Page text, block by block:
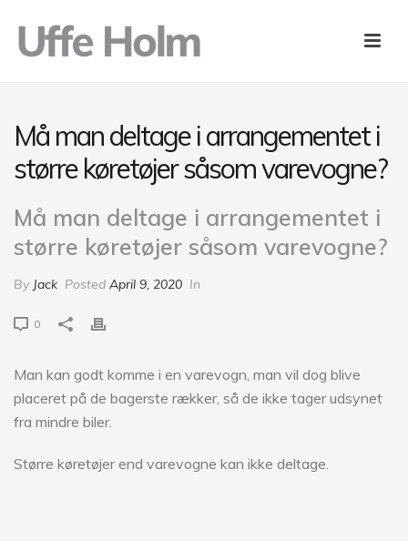
Må man deltage i arrangementet i
større køretøjer såsom varevogne?
Må man deltage i arrangementet i
større køretøjer såsom varevogne?
By Jack Posted April 9, 2020 In
0
Man kan godt komme i en varevogn, man vil dog blive
placeret på de bagerste rækker, så de ikke tager udsynet
fra mindre biler.
Større køretøjer end varevogne kan ikke deltage.